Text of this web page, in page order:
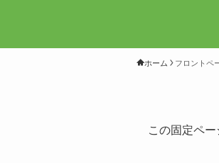
ホーム フロントペ
この固定ペ